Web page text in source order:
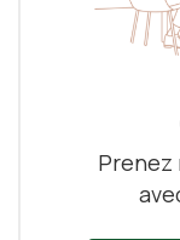
Prenez